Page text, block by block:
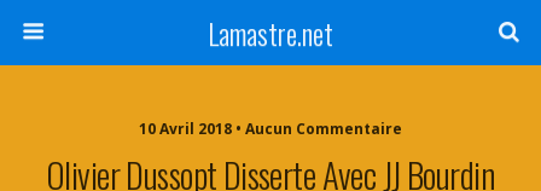
Lamastre.net
10 Avril 2018 • Aucun Commentaire
Olivier Dussopt Disserte Avec JJ Bourdin